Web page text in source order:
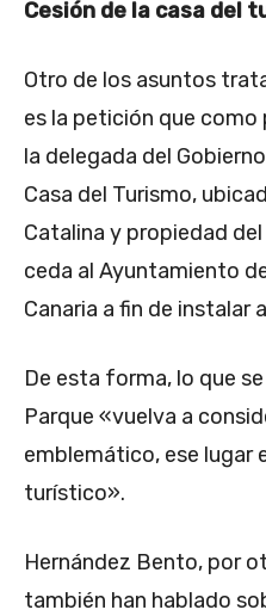
Cesión de la casa del
Otro de los asuntos
es la petición que como
la delegada del
Casa del Turismo,
Catalina y propiedad
ceda al Ayuntamiento
Canaria a fin de instalar
De esta forma, lo que
Parque «vuelva a
emblemático, ese
turístico».
Hernández Bento, por
también han hablado